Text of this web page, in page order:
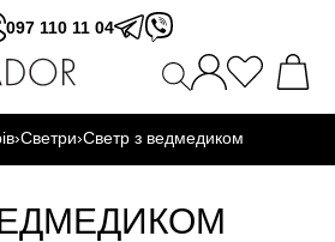
097 110 11 04
›Светри›Светр з ведмедиком